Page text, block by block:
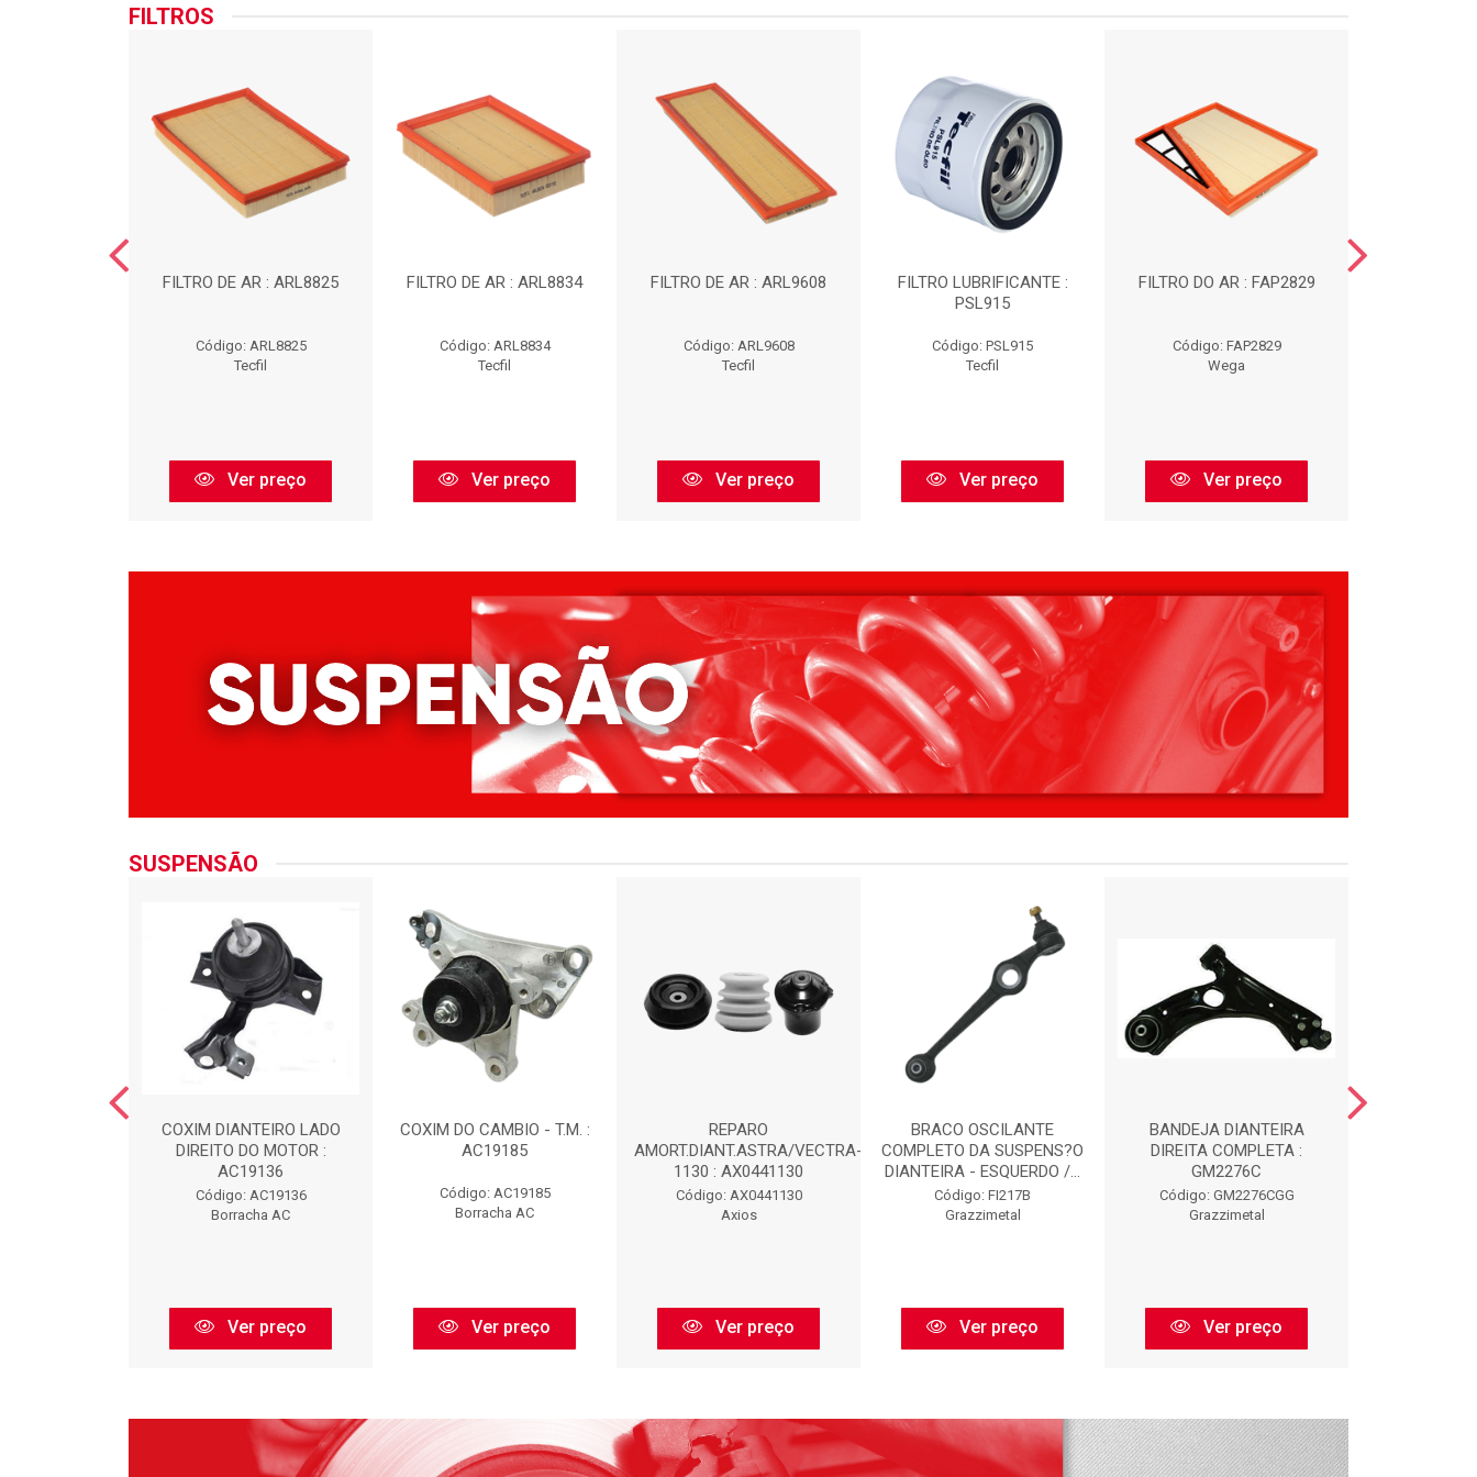
FILTROS
FILTRO DE AR : ARL8825
Código: ARL8825
Tecfil
Ver preço
FILTRO DE AR : ARL8834
Código: ARL8834
Tecfil
Ver preço
FILTRO DE AR : ARL9608
Código: ARL9608
Tecfil
Ver preço
FILTRO LUBRIFICANTE :
PSL915
Código: PSL915
Tecfil
Ver preço
FILTRO DO AR : FAP2829
Código: FAP2829
Wega
Ver preço
SUSPENSÃO
COXIM DIANTEIRO LADO
DIREITO DO MOTOR :
AC19136
Código: AC19136
Borracha AC
Ver preço
COXIM DO CAMBIO - T.M. :
AC19185
Código: AC19185
Borracha AC
Ver preço
REPARO
AMORT.DIANT.ASTRA/VECTRA-
1130 : AX0441130
Código: AX0441130
Axios
Ver preço
BRACO OSCILANTE
COMPLETO DA SUSPENS?O
DIANTEIRA - ESQUERDO /...
Código: FI217B
Grazzimetal
Ver preço
BANDEJA DIANTEIRA
DIREITA COMPLETA :
GM2276C
Código: GM2276CGG
Grazzimetal
Ver preço